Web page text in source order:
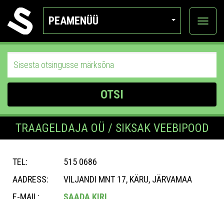
PEAMENÜÜ
Ava
OTSI
TRAAGELDAJA OÜ / SIKSAK VEEBIPOOD
TEL:
515 0686
AADRESS:
VILJANDI MNT 17, KÄRU, JÄRVAMAA
E-MAIL:
SAADA KIRI